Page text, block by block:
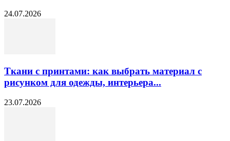
24.07.2026
Ткани с принтами: как выбрать материал с
рисунком для одежды, интерьера...
23.07.2026